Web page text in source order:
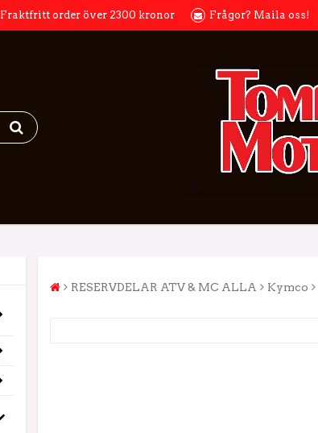
Fraktfritt order över 2300 kronor Frågor? Maila oss!
RESERVDELAR ATV & MC ALLA Kymco